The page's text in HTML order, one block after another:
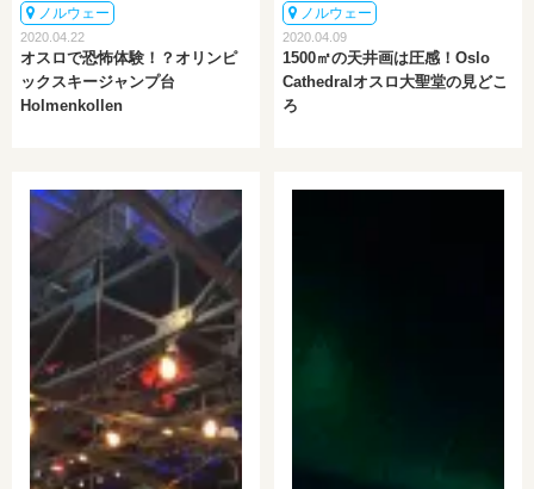
ノルウェー
2020.04.22
オスロで恐怖体験！？オリンピ
ックスキージャンプ台
Holmenkollen
ノルウェー
2020.04.09
1500㎡の天井画は圧感！Oslo
Cathedralオスロ大聖堂の見どこ
ろ